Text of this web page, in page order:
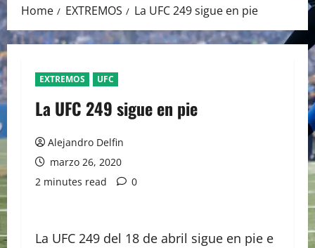
Home EXTREMOS La UFC 249 sigue en pie
EXTREMOS UFC
La UFC 249 sigue en pie
Alejandro Delfin
marzo 26, 2020
2 minutes read
0
La UFC 249 del 18 de abril sigue en pie e